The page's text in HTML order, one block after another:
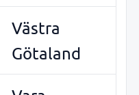
Västra
Götaland